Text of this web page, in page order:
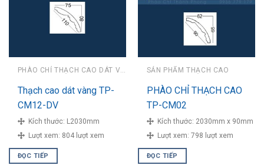
Thạch cao dát vàng TP-
CM12-DV
Kích thước: L2030mm
Lượt xem: 804 lượt xem
ĐỌC TIẾP
SẢN PHẨM THẠCH CAO
PHÀO CHỈ THẠCH CAO
TP-CM02
Kích thước: 2030mm x 90mm
Lượt xem: 798 lượt xem
ĐỌC TIẾP